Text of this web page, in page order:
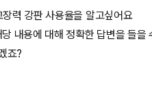
력 강판 사용율을 알고싶어요
내용에 대해 정확한 답변을 들
죠?